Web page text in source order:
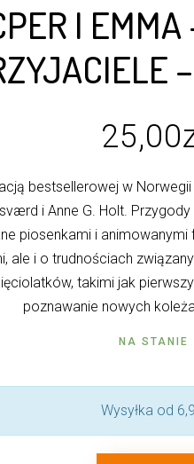
I
25,00
bestsellerowej w
i Anne G. Holt.
piosenkami i
ale i o trudnościach
takimi jak
poznawanie nowych
NA STANIE
Wysyłka od